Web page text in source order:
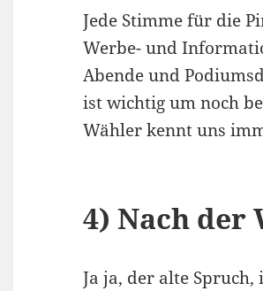
Jede Stimme für die
Werbe- und
Abende und
ist wichtig um noch
Wähler kennt uns
4) Nach der
Ja ja, der alte